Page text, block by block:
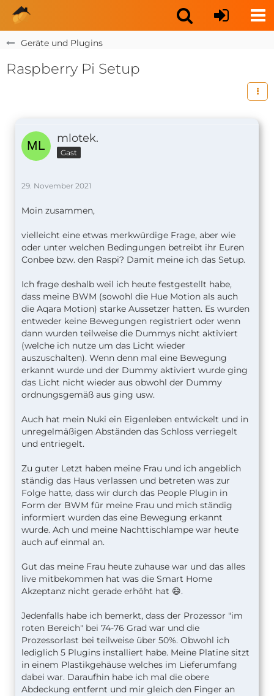
Geräte und Plugins
Raspberry Pi Setup
mlotek.
Gast
29. November 2021
Moin zusammen,
vielleicht eine etwas merkwürdige Frage, aber wie
oder unter welchen Bedingungen betreibt ihr Euren
Conbee bzw. den Raspi? Damit meine ich das Setup.
Ich frage deshalb weil ich heute festgestellt habe,
dass meine BWM (sowohl die Hue Motion als auch
die Aqara Motion) starke Aussetzer hatten. Es wurden
entweder keine Bewegungen registriert oder wenn
dann wurden teilweise die Dummys nicht aktiviert
(welche ich nutze um das Licht wieder
auszuschalten). Wenn denn mal eine Bewegung
erkannt wurde und der Dummy aktiviert wurde ging
das Licht nicht wieder aus obwohl der Dummy
ordnungsgemäß aus ging usw.
Auch hat mein Nuki ein Eigenleben entwickelt und in
unregelmäßigen Abständen das Schloss verriegelt
und entriegelt.
Zu guter Letzt haben meine Frau und ich angeblich
ständig das Haus verlassen und betreten was zur
Folge hatte, dass wir durch das People Plugin in
Form der BWM für meine Frau und mich ständig
informiert wurden das eine Bewegung erkannt
wurde. Ach und meine Nachttischlampe war heute
auch auf einmal an.
Gut das meine Frau heute zuhause war und das alles
live mitbekommen hat was die Smart Home
Akzeptanz nicht gerade erhöht hat 😄.
Jedenfalls habe ich bemerkt, dass der Prozessor "im
roten Bereich" bei 74-76 Grad war und die
Prozessorlast bei teilweise über 50%. Obwohl ich
lediglich 5 Plugins installiert habe. Meine Platine sitzt
in einem Plastikgehäuse welches im Lieferumfang
dabei war. Daraufhin habe ich mal die obere
Abdeckung entfernt und mir gleich den Finger an